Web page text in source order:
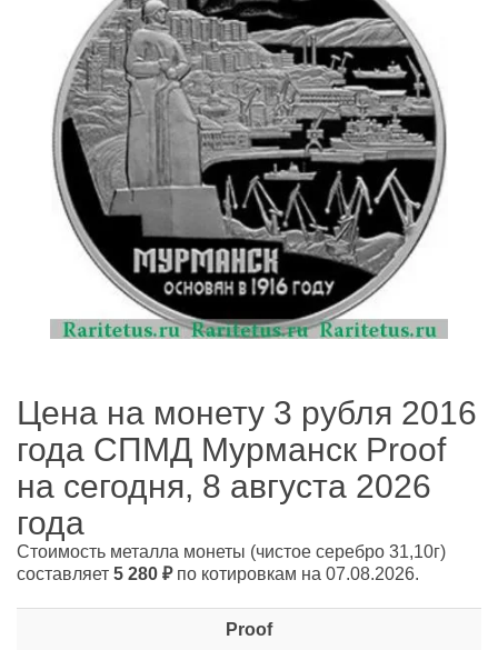
Цена на монету 3 рубля 2016
года СПМД Мурманск Proof
на сегодня, 8 августа 2026
года
Стоимость металла монеты (чистое серебро 31,10г)
составляет 5 280 ₽по котировкам на 07.08.2026.
Proof